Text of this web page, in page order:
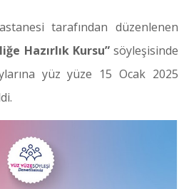
tarafından düzenlenen
Hazırlık Kursu” söyleşisinde
yüz yüze 15 Ocak 2025